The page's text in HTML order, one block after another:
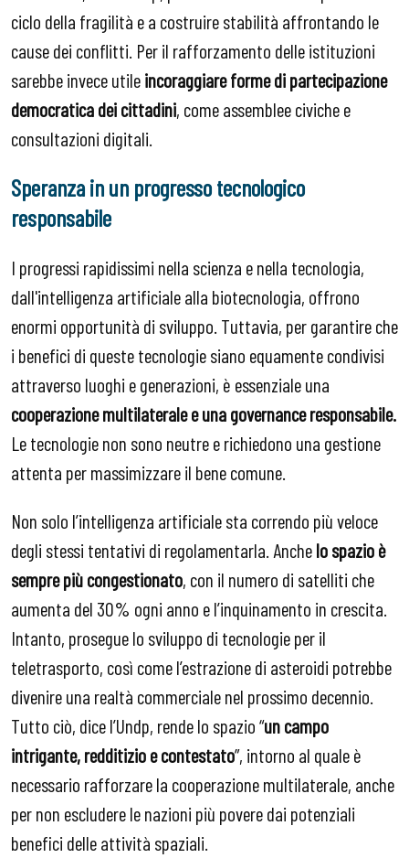
ciclo della fragilità e a costruire stabilità affrontando le
cause dei conflitti. Per il rafforzamento delle istituzioni
sarebbe invece utileincoraggiare forme di partecipazione
democratica dei cittadini, come assemblee civiche e
consultazioni digitali.
Speranza in un progresso tecnologico
responsabile
I progressi rapidissimi nella scienza e nella tecnologia,
dall'intelligenza artificiale alla biotecnologia, offrono
enormi opportunità di sviluppo. Tuttavia, per garantire che
i benefici di queste tecnologie siano equamente condivisi
attraverso luoghi e generazioni, è essenziale una
cooperazione multilaterale e una governance responsabile.
Le tecnologie non sono neutre e richiedono una gestione
attenta per massimizzare il bene comune.
Non solo l’intelligenza artificiale sta correndo più veloce
degli stessi tentativi di regolamentarla. Anchelo spazio è
sempre più congestionato, con il numero di satelliti che
aumenta del 30% ogni anno e l’inquinamento in crescita.
Intanto, prosegue lo sviluppo di tecnologie per il
teletrasporto, così come l’estrazione di asteroidi potrebbe
divenire una realtà commerciale nel prossimo decennio.
Tutto ciò, dice l’Undp, rende lo spazio “un campo
intrigante, redditizio e contestato”, intorno al quale è
necessario rafforzare la cooperazione multilaterale, anche
per non escludere le nazioni più povere dai potenziali
benefici delle attività spaziali.